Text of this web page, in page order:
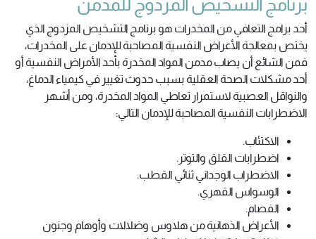
برنامج التشخيص المزدوج للمدمن
أحد برامج التعافي من المخدرات هو برنامج التشخيص المزدوج الذي
يختص بمعالجة الأعراض النفسية المصاحبة للإدمان على المخدرات،
فمن الشائع أن يصاب مدمن المواد المخدرة بأحد الأمراض النفسية أو
أحد مشكلات الصحة العقلية بسبب حدوث تغيير في كيمياء الدماغ،
والنواقل العصبية لاستمرار تعاطي المواد المخدرة، ومن أشهر
الاضطرابات النفسية المصاحبة للإدمان التالي:
الاكتئاب.
اضطرابات القلق والتوتر.
الاضطراب الوجداني ثنائي القطب.
الوسواس القهري.
الفصام.
الأعراض الذهانية من هلاوس وضلالات وأوهام وجنون